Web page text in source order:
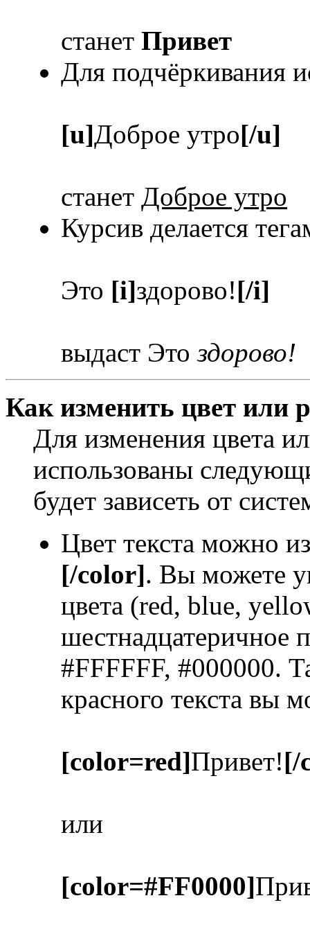
станет Привет
Для подчёркивания
[u]Доброе утро[/u]
станет Доброе утро
Курсив делается
Это [i]здорово![/i]
выдаст Этоздорово!
Как изменить цвет или
Для изменения цвета
использованы
будет зависеть от
Цвет текста можно
[/color]. Вы можете
цвета (red, blue,
шестнадцатеричное
#FFFFFF, #000000.
красного текста вы
[color=red]Привет![/
или
[color=#FF0000]